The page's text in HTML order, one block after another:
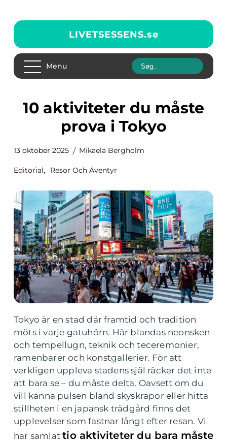
LIVETSESSENS.se
Menu
10 aktiviteter du måste
prova i Tokyo
13 oktober 2025 Mikaela Bergholm
Editorial, Resor Och Äventyr
Tokyo är en stad där framtid och tradition
möts i varje gatuhörn. Här blandas neonsken
och tempellugn, teknik och teceremonier,
ramenbarer och konstgallerier. För att
verkligen uppleva stadens själ räcker det inte
att bara se – du måste delta. Oavsett om du
vill känna pulsen bland skyskrapor eller hitta
stillheten i en japansk trädgård finns det
upplevelser som fastnar långt efter resan. Vi
har samlattio aktiviteter du bara måste